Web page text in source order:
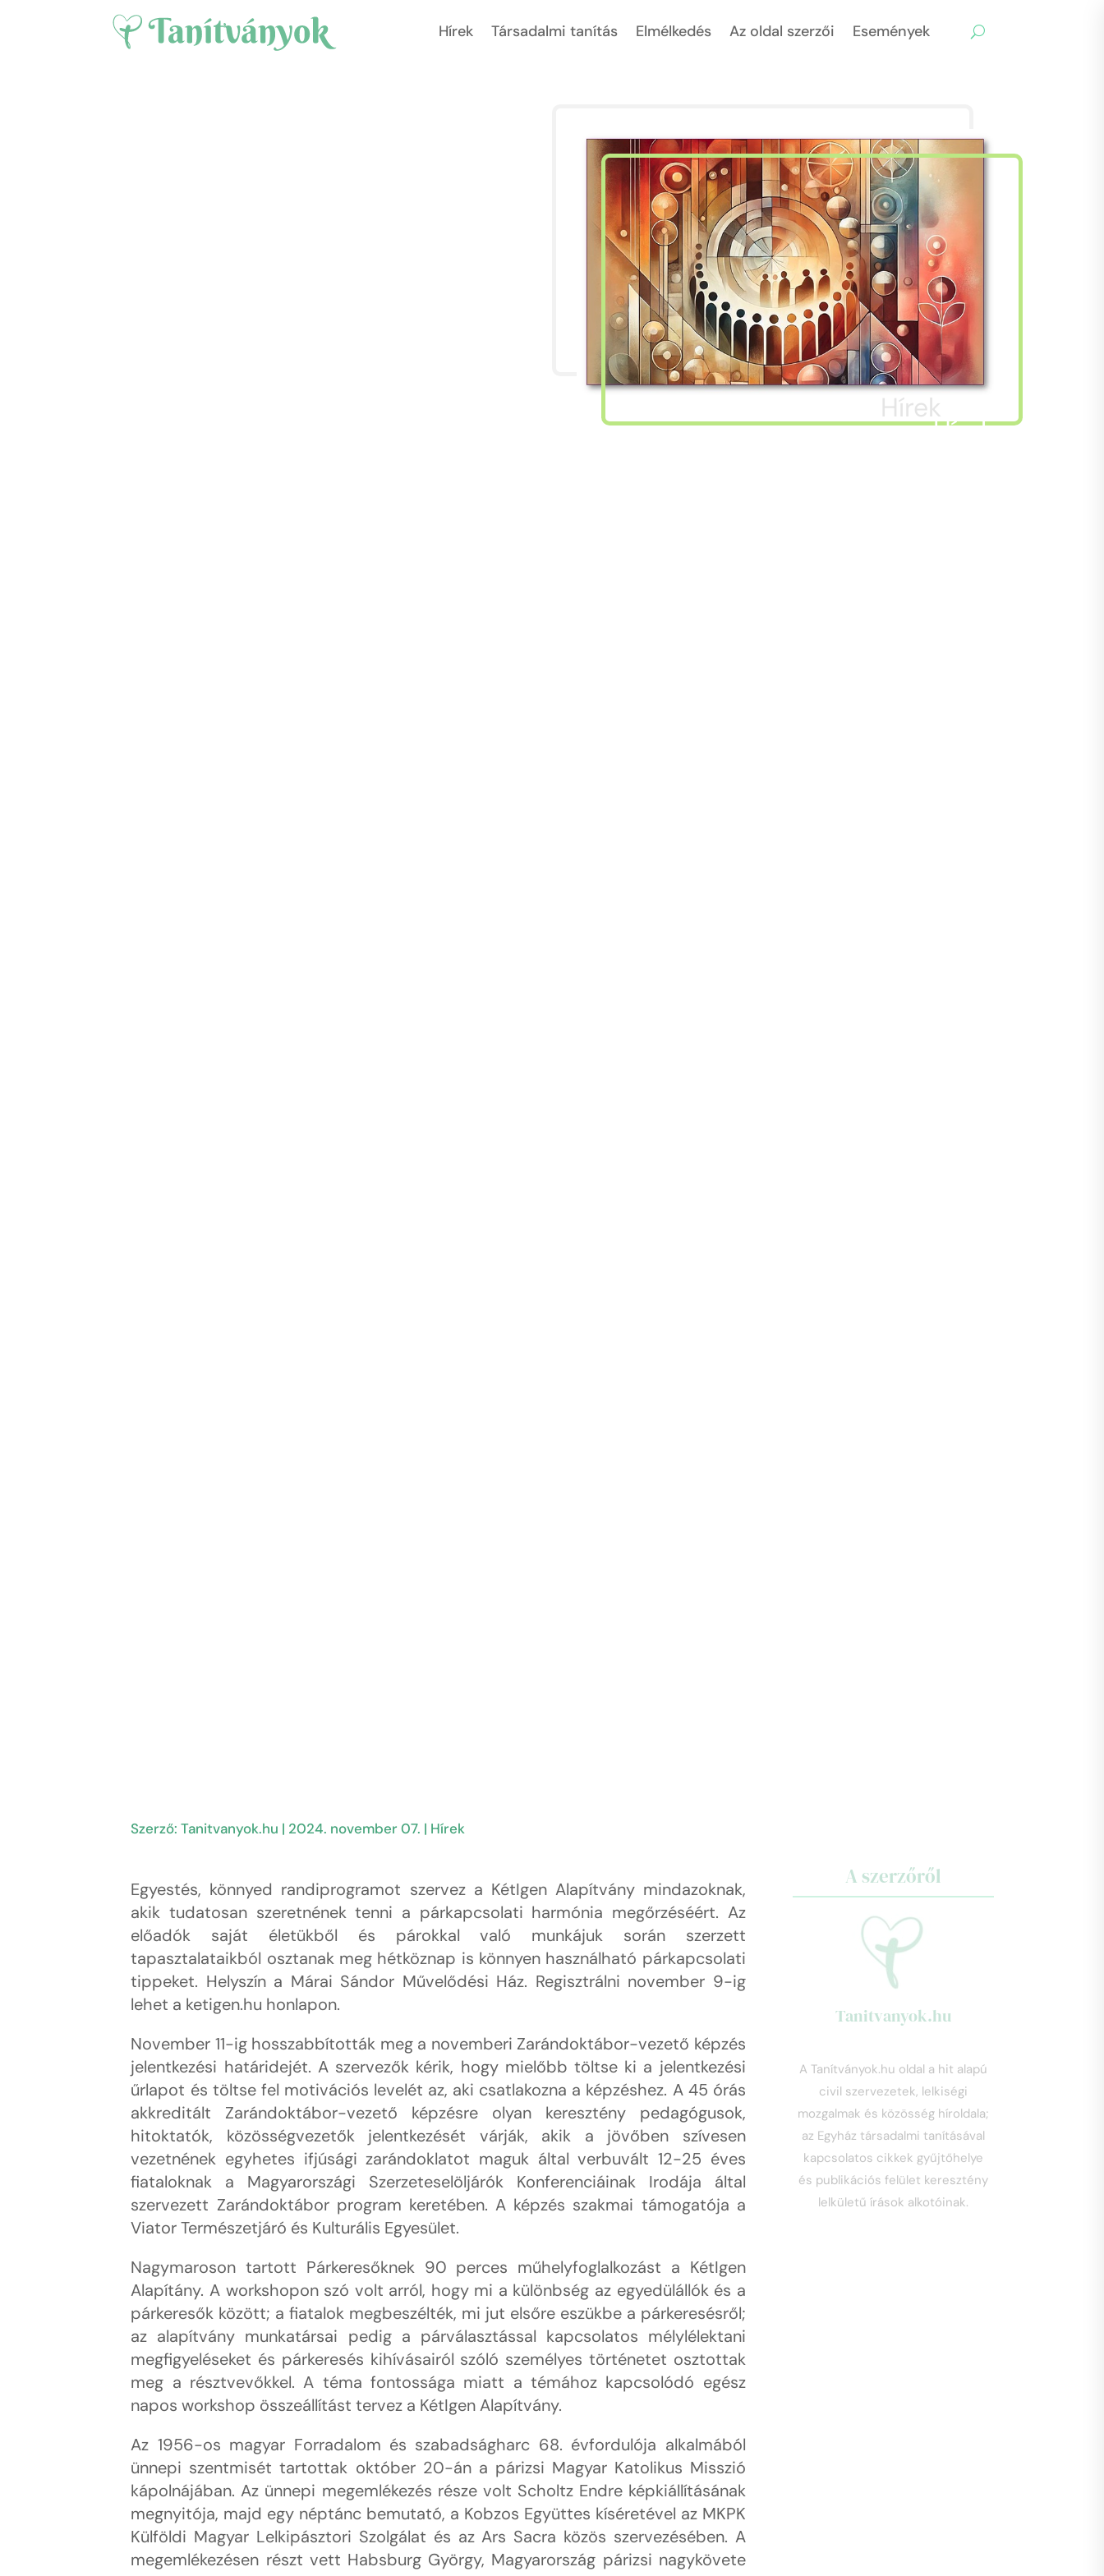
Hírek Társadalmi tanítás Elmélkedés Az oldal szerzői Események
Hírek
Szerző:Tanitvanyok.hu | 2024. november 07. | Hírek
Egyestés, könnyed randiprogramot szervez a KétIgen Alapítvány mindazoknak,
akik tudatosan szeretnének tenni a párkapcsolati harmónia megőrzéséért. Az
előadók saját életükből és párokkal való munkájuk során szerzett
tapasztalataikból osztanak meg hétköznap is könnyen használható párkapcsolati
tippeket. Helyszín a Márai Sándor Művelődési Ház. Regisztrálni november 9-ig
lehet a ketigen.hu honlapon.
November 11-ig hosszabbították meg a novemberi Zarándoktábor-vezető képzés
jelentkezési határidejét. A szervezők kérik, hogy mielőbb töltse ki a jelentkezési
űrlapot és töltse fel motivációs levelét az, aki csatlakozna a képzéshez. A 45 órás
akkreditált Zarándoktábor-vezető képzésre olyan keresztény pedagógusok,
hitoktatók, közösségvezetők jelentkezését várják, akik a jövőben szívesen
vezetnének egyhetes ifjúsági zarándoklatot maguk által verbuvált 12-25 éves
fiataloknak a Magyarországi Szerzeteselöljárók Konferenciáinak Irodája által
szervezett Zarándoktábor program keretében. A képzés szakmai támogatója a
Viator Természetjáró és Kulturális Egyesület.
Nagymaroson tartott Párkeresőknek 90 perces műhelyfoglalkozást a KétIgen
Alapítány. A workshopon szó volt arról, hogy mi a különbség az egyedülállók és a
párkeresők között; a fiatalok megbeszélték, mi jut elsőre eszükbe a párkeresésről;
az alapítvány munkatársai pedig a párválasztással kapcsolatos mélylélektani
megfigyeléseket és párkeresés kihívásairól szóló személyes történetet osztottak
meg a résztvevőkkel. A téma fontossága miatt a témához kapcsolódó egész
napos workshop összeállítást tervez a KétIgen Alapítvány.
Az 1956-os magyar Forradalom és szabadságharc 68. évfordulója alkalmából
ünnepi szentmisét tartottak október 20-án a párizsi Magyar Katolikus Misszió
kápolnájában. Az ünnepi megemlékezés része volt Scholtz Endre képkiállításának
megnyitója, majd egy néptánc bemutató, a Kobzos Együttes kíséretével az MKPK
Külföldi Magyar Lelkipásztori Szolgálat és az Ars Sacra közös szervezésében. A
megemlékezésen részt vett Habsburg György, Magyarország párizsi nagykövete
A szerzőről
Tanitvanyok.hu
A Tanítványok.hu oldal a hit alapú
civil szervezetek, lelkiségi
mozgalmak és közösség híroldala;
az Egyház társadalmi tanításával
kapcsolatos cikkek gyűjtőhelye
és publikációs felület keresztény
lelkületű írások alkotóinak.